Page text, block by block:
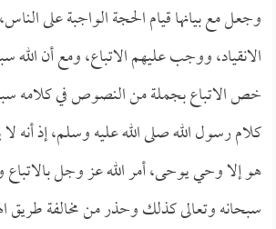
وجعل مع بيانها قيام الحجة الواجبة على
الانقياد، ووجب عليهم الاتباع، ومع أن الله
خص الاتباع بجملة من النصوص في كلامه
كلام رسول الله صلى الله عليه وسلم، إذ أنه
هو إلا وحي يوحى، أمر الله عز وجل بالاتباع
سبحانه وتعالى كذلك وحذر من مخالفة طريق